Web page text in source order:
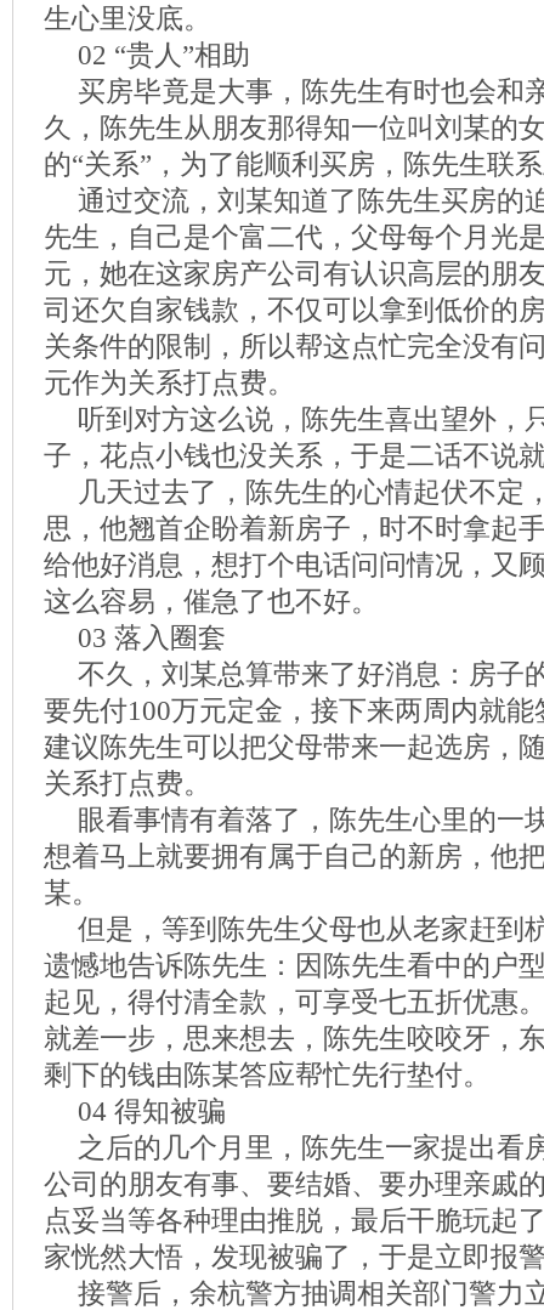
生心里没底。
02 “贵人”相助
买房毕竟是大事，陈先生有时也会和
久，陈先生从朋友那得知一位叫刘某的
的“关系”，为了能顺利买房，陈先生联
通过交流，刘某知道了陈先生买房的
先生，自己是个富二代，父母每个月光
元，她在这家房产公司有认识高层的朋
司还欠自家钱款，不仅可以拿到低价的
关条件的限制，所以帮这点忙完全没有
元作为关系打点费。
听到对方这么说，陈先生喜出望外，
子，花点小钱也没关系，于是二话不说
几天过去了，陈先生的心情起伏不定
思，他翘首企盼着新房子，时不时拿起
给他好消息，想打个电话问问情况，又
这么容易，催急了也不好。
03 落入圈套
不久，刘某总算带来了好消息：房子
要先付100万元定金，接下来两周内就
建议陈先生可以把父母带来一起选房，
关系打点费。
眼看事情有着落了，陈先生心里的一
想着马上就要拥有属于自己的新房，他
某。
但是，等到陈先生父母也从老家赶到
遗憾地告诉陈先生：因陈先生看中的户
起见，得付清全款，可享受七五折优惠
就差一步，思来想去，陈先生咬咬牙，
剩下的钱由陈某答应帮忙先行垫付。
04 得知被骗
之后的几个月里，陈先生一家提出看
公司的朋友有事、要结婚、要办理亲戚
点妥当等各种理由推脱，最后干脆玩起
家恍然大悟，发现被骗了，于是立即报
接警后，余杭警方抽调相关部门警力